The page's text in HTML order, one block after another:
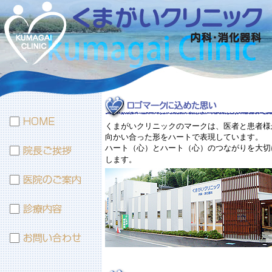
くまがいクリニックのマークは、医者と患者
向かい合った形をハートで表現しています。
ハート（心）とハート（心）のつながりを大
します。